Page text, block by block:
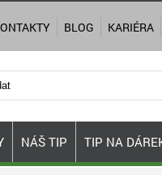
NÁŠ TIP TIP NA
BLOG KARIÉRA